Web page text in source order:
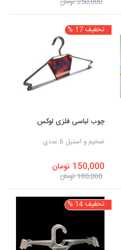
تخفیف 17 %
چوب لباسی فلزی لوکس
ضخیم و استیل 6 عددی
150,000 تومان
180,000 تومان
تخفیف 14 %